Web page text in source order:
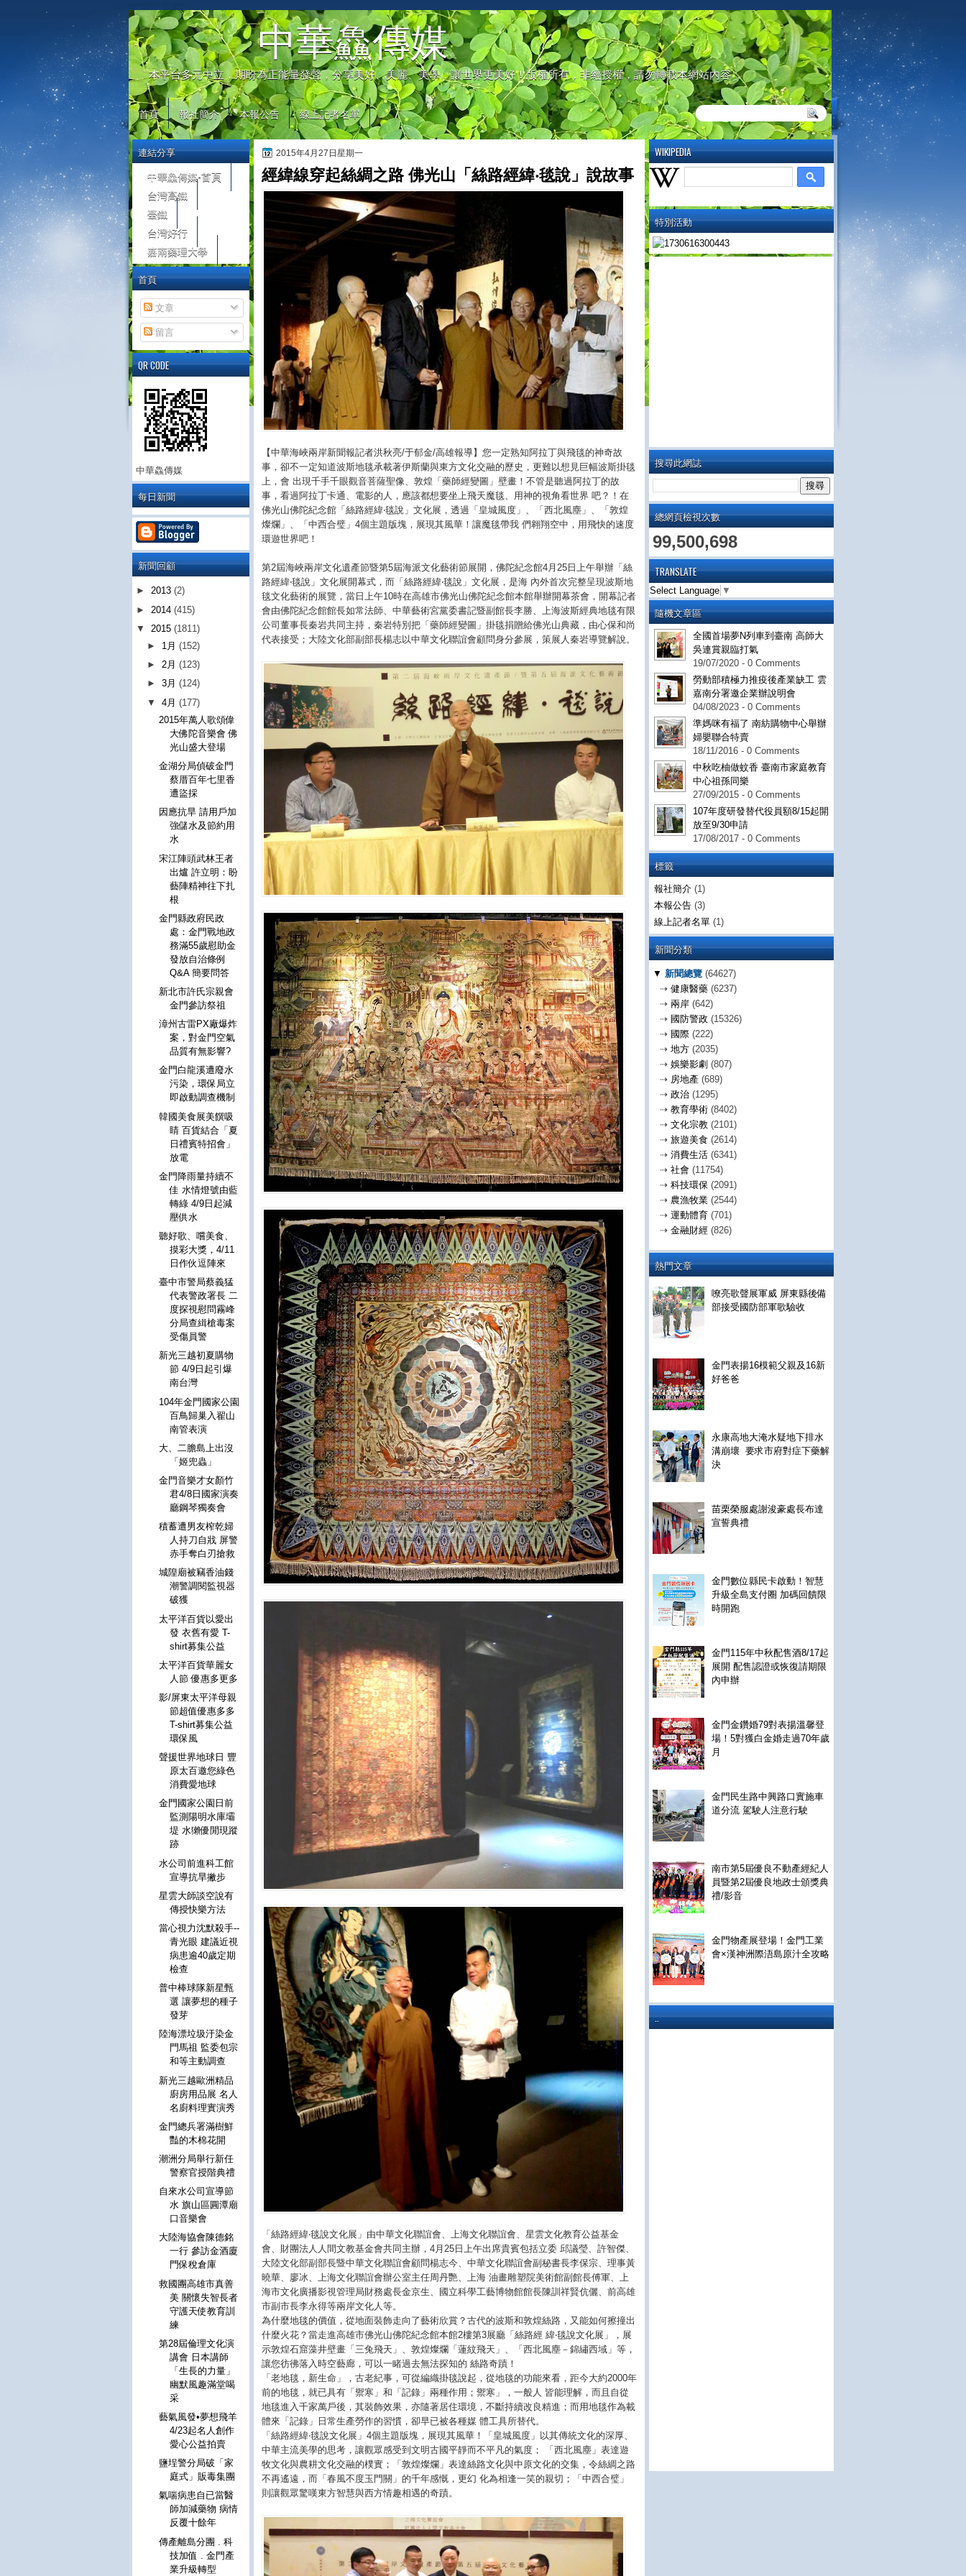
中華鱻傳媒
本平台多元中立，期盼為正能量發聲，分享美好、美麗、美學，讓世界更美好！版權所有，非經授權，請勿轉載本網站內容
首頁 報社簡介 本報公告 線上記者名單
WIKIPEDIA
特別活動
搜尋此網誌
總網頁檢視次數
99,500,698
TRANSLATE
Select Language ▼
隨機文章區
全國首場夢N列車到臺南 高師大
吳連賞親臨打氣
19/07/2020 - 0 Comments
勞動部積極力推疫後產業缺工 雲
嘉南分署邀企業辦說明會
04/08/2023 - 0 Comments
準媽咪有福了 南紡購物中心舉辦
婦嬰聯合特賣
18/11/2016 - 0 Comments
中秋吃柚做蚊香 臺南市家庭教育
中心祖孫同樂
27/09/2015 - 0 Comments
107年度研發替代役員額8/15起開
放至9/30申請
17/08/2017 - 0 Comments
標籤
報社簡介 (1)
本報公告 (3)
線上記者名單 (1)
新聞分類
▼ 新聞總覽 (64627)
⇢ 健康醫藥 (6237)
⇢ 兩岸 (642)
⇢ 國防警政 (15326)
⇢ 國際 (222)
⇢ 地方 (2035)
⇢ 娛樂影劇 (807)
⇢ 房地產 (689)
⇢ 政治 (1295)
⇢ 教育學術 (8402)
⇢ 文化宗教 (2101)
⇢ 旅遊美食 (2614)
⇢ 消費生活 (6341)
⇢ 社會 (11754)
⇢ 科技環保 (2091)
⇢ 農漁牧業 (2544)
⇢ 運動體育 (701)
⇢ 金融財經 (826)
熱門文章
嘹亮歌聲展軍威 屏東縣後備
部接受國防部軍歌驗收
金門表揚16模範父親及16新
好爸爸
永康高地大淹水疑地下排水
溝崩壞 要求市府對症下藥解
決
苗栗榮服處謝浚豪處長布達
宣誓典禮
金門數位縣民卡啟動！智慧
升級全島支付圈 加碼回饋限
時開跑
金門115年中秋配售酒8/17起
展開 配售認證或恢復請期限
內申辦
金門金鑽婚79對表揚溫馨登
場！5對獲白金婚走過70年歲
月
金門民生路中興路口實施車
道分流 駕駛人注意行駛
南市第5屆優良不動產經紀人
員暨第2屆優良地政士頒獎典
禮/影音
金門物產展登場！金門工業
會×漢神洲際浯島原汁全攻略
..
2015年4月27日星期一
經緯線穿起絲綢之路 佛光山「絲路經緯‧毯說」說故事
【中華海峽兩岸新聞報記者洪秋亮/于郁金/高雄報導】您一定熟知阿拉丁與飛毯的神奇故
事，卻不一定知道波斯地毯承載著伊斯蘭與東方文化交融的歷史，更難以想見巨幅波斯掛毯
上，會 出現千手千眼觀音菩薩聖像、敦煌「藥師經變圖」壁畫！不管是聽過阿拉丁的故
事，看過阿拉丁卡通、電影的人，應該都想要坐上飛天魔毯、用神的視角看世界 吧？！在
佛光山佛陀紀念館「絲路經緯‧毯說」文化展，透過「皇城風度」、「西北風塵」、「敦煌
燦爛」、「中西合璧」4個主題版塊，展現其風華！讓魔毯帶我 們翱翔空中，用飛快的速度
環遊世界吧！
第2屆海峽兩岸文化遺產節暨第5屆海派文化藝術節展開，佛陀紀念館4月25日上午舉辦「絲
路經緯‧毯說」文化展開幕式，而「絲路經緯‧毯說」文化展，是海 內外首次完整呈現波斯地
毯文化藝術的展覽，當日上午10時在高雄市佛光山佛陀紀念館本館舉辦開幕茶會，開幕記者
會由佛陀紀念館館長如常法師、中華藝術宮黨委書記暨副館長李勝、上海波斯經典地毯有限
公司董事長秦岩共同主持，秦岩特別把「藥師經變圖」掛毯捐贈給佛光山典藏，由心保和尚
代表接受；大陸文化部副部長楊志以中華文化聯誼會顧問身分參展，策展人秦岩導覽解說。
「絲路經緯‧毯說文化展」由中華文化聯誼會、上海文化聯誼會、星雲文化教育公益基金
會、財團法人人間文教基金會共同主辦，4月25日上午出席貴賓包括立委 邱議瑩、許智傑、
大陸文化部副部長暨中華文化聯誼會顧問楊志今、中華文化聯誼會副秘書長李保宗、理事黃
曉華、廖冰、上海文化聯誼會辦公室主任周丹艷、上海 油畫雕塑院美術館副館長傅軍、上
海市文化廣播影視管理局財務處長金京生、國立科學工藝博物館館長陳訓祥賢伉儷、前高雄
市副市長李永得等兩岸文化人等。
為什麼地毯的價值，從地面裝飾走向了藝術欣賞？古代的波斯和敦煌絲路，又能如何擦撞出
什麼火花？當走進高雄市佛光山佛陀紀念館本館2樓第3展廳「絲路經 緯‧毯說文化展」，展
示敦煌石窟藻井壁畫「三兔飛天」、敦煌燦爛「蓮紋飛天」、「西北風塵－錦繡西域」等，
讓您彷彿落入時空藝廊，可以一睹過去無法探知的 絲路奇蹟！
「老地毯，新生命」，古老紀事，可從編織掛毯說起，從地毯的功能來看，距今大約2000年
前的地毯，就已具有「禦寒」和「記錄」兩種作用；禦寒」，一般人 皆能理解，而且自從
地毯進入千家萬戶後，其裝飾效果，亦隨著居住環境，不斷持續改良精進；而用地毯作為載
體來「記錄」日常生產勞作的習慣，卻早已被各種媒 體工具所替代。
「絲路經緯‧毯說文化展」4個主題版塊，展現其風華！「皇城風度」以其傳統文化的深厚、
中華主流美學的思考，讓觀眾感受到文明古國平靜而不平凡的氣度； 「西北風塵」表達遊
牧文化與農耕文化交融的樸實；「敦煌燦爛」表達絲路文化與中原文化的交集，令絲綢之路
不再遙遠，而「春風不度玉門關」的千年感慨，更幻 化為相逢一笑的親切；「中西合璧」
則讓觀眾驚嘆東方智慧與西方情趣相遇的奇蹟。
連結分享
中華鱻傳媒-首頁
台灣高鐵
臺鐵
台灣好行
嘉南藥理大學
首頁
文章
留言
QR CODE
中華鱻傳媒
每日新聞
新聞回顧
► 2013 (2)
► 2014 (415)
▼ 2015 (1811)
► 1月(152)
►2月(123)
►3月(124)
▼4月(177)
2015年萬人歌頌偉
大佛陀音樂會 佛
光山盛大登場
金湖分局偵破金門
蔡厝百年七里香
遭盜採
因應抗旱 請用戶加
強儲水及節約用
水
宋江陣頭武林王者
出爐 許立明：盼
藝陣精神往下扎
根
金門縣政府民政
處：金門戰地政
務滿55歲慰助金
發放自治條例
Q&A 簡要問答
新北市許氏宗親會
金門參訪祭祖
漳州古雷PX廠爆炸
案，對金門空氣
品質有無影響?
金門白龍溪遭廢水
污染，環保局立
即啟動調查機制
韓國美食展美饌吸
睛 百貨結合「夏
日禮賓特招會」
放電
金門降雨量持續不
佳 水情燈號由藍
轉綠 4/9日起減
壓供水
聽好歌、嚐美食、
摸彩大獎，4/11
日作伙逗陣來
臺中市警局蔡義猛
代表警政署長 二
度探視慰問霧峰
分局查緝槍毒案
受傷員警
新光三越初夏購物
節 4/9日起引爆
南台灣
104年金門國家公園
百鳥歸巢入翟山
南管表演
大、二膽島上出沒
「姬兜蟲」
金門音樂才女顏竹
君4/8日國家演奏
廳鋼琴獨奏會
積蓄遭男友榨乾婦
人持刀自戕 屏警
赤手奪白刃搶救
城隍廟被竊香油錢
潮警調閱監視器
破獲
太平洋百貨以愛出
發 衣舊有愛 T-
shirt募集公益
太平洋百貨華麗女
人節 優惠多更多
影/屏東太平洋母親
節超值優惠多多
T-shirt募集公益
環保風
聲援世界地球日 豐
原太百邀您綠色
消費愛地球
金門國家公園日前
監測陽明水庫壩
堤 水獺優閒現蹤
跡
水公司前進科工館
宣導抗旱撇步
星雲大師談空說有
傳授快樂方法
當心視力沈默殺手--
青光眼 建議近視
病患逾40歲定期
檢查
普中棒球隊新星甄
選 讓夢想的種子
發芽
陸海漂垃圾汙染金
門馬祖 監委包宗
和等主動調查
新光三越歐洲精品
廚房用品展 名人
名廚料理實演秀
金門總兵署滿樹鮮
豔的木棉花開
潮洲分局舉行新任
警察官授階典禮
自來水公司宣導節
水 旗山區圓潭廟
口音樂會
大陸海協會陳德銘
一行 參訪金酒廈
門保稅倉庫
救國團高雄市真善
美 關懷失智長者
守護天使教育訓
練
第28屆倫理文化演
講會 日本講師
「生長的力量」
幽默風趣滿堂喝
采
藝氣風發•夢想飛羊
4/23起名人創作
愛心公益拍賣
鹽埕警分局破「家
庭式」販毒集團
氣喘病患自已當醫
師加減藥物 病情
反覆十餘年
傳產離島分團 . 科
技加值 . 金門產
業升級轉型